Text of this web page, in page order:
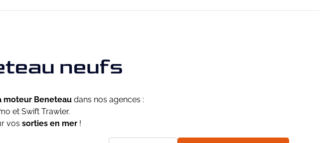
neufs
moteur Beneteau dans nos agences :
et Swift Trawler.
vos sorties en mer!